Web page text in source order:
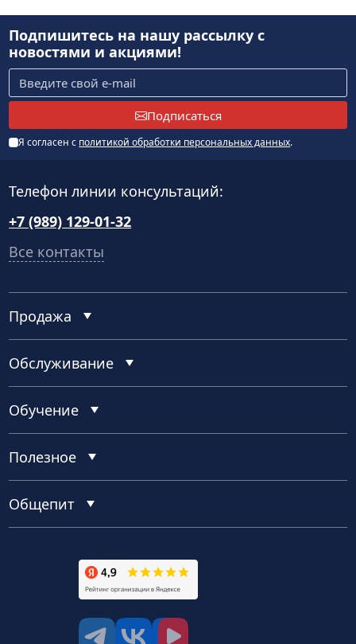
Подпишитесь на нашу рассылкус
новостями и акциями!
Подписаться
Я согласен с политикой обработки персональных данных.
Телефон линии консультаций:
+7 (989) 129-01-32
Все контакты
Продажа
Обслуживание
Обучение
Полезное
Общепит